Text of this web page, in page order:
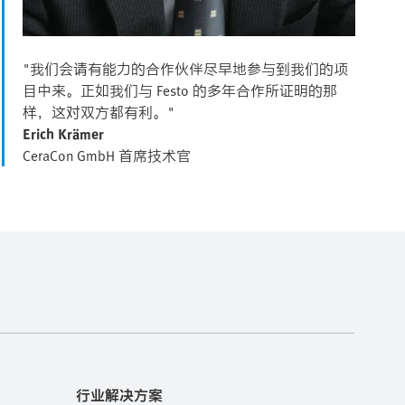
"我们会请有能力的合作伙伴尽早地参与到我们的项
目中来。正如我们与 Festo 的多年合作所证明的那
样，这对双方都有利。"
Erich Krämer
CeraCon GmbH 首席技术官
行业解决方案